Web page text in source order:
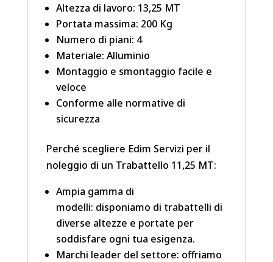
Altezza di lavoro: 13,25 MT
Portata massima: 200 Kg
Numero di piani: 4
Materiale: Alluminio
Montaggio e smontaggio facile e
veloce
Conforme alle normative di
sicurezza
Perché scegliere Edim Servizi per il
noleggio di un Trabattello 11,25 MT:
Ampia gamma di
modelli: disponiamo di trabattelli di
diverse altezze e portate per
soddisfare ogni tua esigenza.
Marchi leader del settore: offriamo